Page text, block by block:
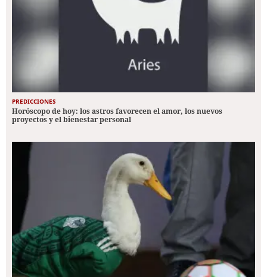
PREDICCIONES
Horóscopo de hoy: los astros favorecen el amor, los nuevos
proyectos y el bienestar personal